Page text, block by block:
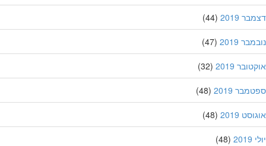
2019
(44)
2019
(47)
2019
(32)
2019
(48)
2019
(48)
(48)